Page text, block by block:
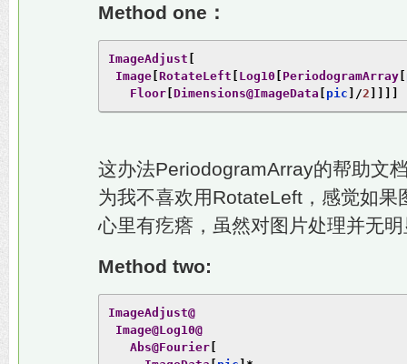
Method one：
ImageAdjust [
Image [RotateLeft [ Log10 [ PeriodogramArray [
Floor [Dimensions@ImageData [ pic ]/2 ]]]]
这办法PeriodogramArray的帮助文
为我不喜欢用RotateLeft，感觉如
心里有疙瘩，虽然对图片处理并无
Method two:
ImageAdjust@
Image@Log10@
Abs@Fourier [